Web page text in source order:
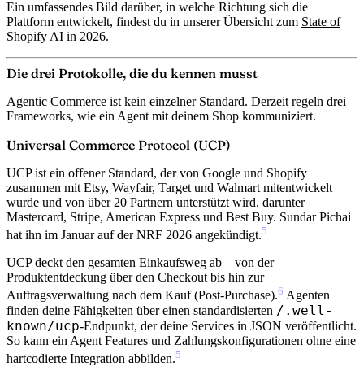
Ein umfassendes Bild darüber, in welche Richtung sich die
Plattform entwickelt, findest du in unserer Übersicht zum State of
Shopify AI in 2026.
Die drei Protokolle, die du kennen musst
Agentic Commerce ist kein einzelner Standard. Derzeit regeln drei
Frameworks, wie ein Agent mit deinem Shop kommuniziert.
Universal Commerce Protocol (UCP)
UCP ist ein offener Standard, der von Google und Shopify
zusammen mit Etsy, Wayfair, Target und Walmart mitentwickelt
wurde und von über 20 Partnern unterstützt wird, darunter
Mastercard, Stripe, American Express und Best Buy. Sundar Pichai
hat ihn im Januar auf der NRF 2026 angekündigt.5
UCP deckt den gesamten Einkaufsweg ab – von der
Produktentdeckung über den Checkout bis hin zur
Auftragsverwaltung nach dem Kauf (Post-Purchase).6 Agenten
finden deine Fähigkeiten über einen standardisierten /.well-
known/ucp-Endpunkt, der deine Services in JSON veröffentlicht.
So kann ein Agent Features und Zahlungskonfigurationen ohne eine
hartcodierte Integration abbilden.5